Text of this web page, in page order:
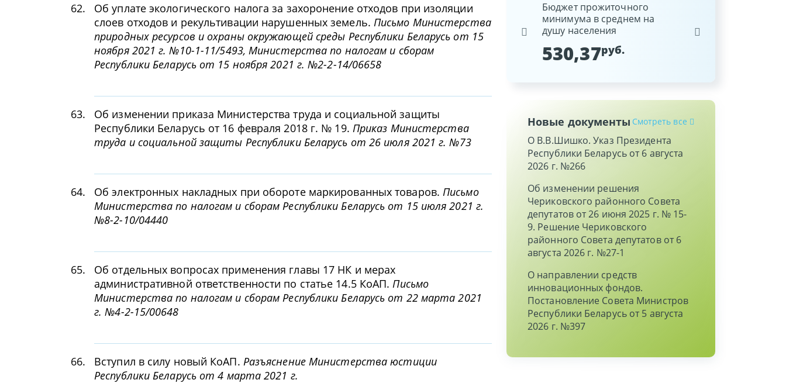
62.
Об уплате экологического налога за захоронение отходов при изоляции
слоев отходов и рекультивации нарушенных земель. Письмо Министерства
природных ресурсов и охраны окружающей среды Республики Беларусь от 15
ноября 2021 г. №10-1-11/5493, Министерства по налогам и сборам
Республики Беларусь от 15 ноября 2021 г. №2-2-14/06658
63.
Об изменении приказа Министерства труда и социальной защиты
Республики Беларусь от 16 февраля 2018 г. № 19. Приказ Министерства
труда и социальной защиты Республики Беларусь от 26 июля 2021 г. №73
64. Об электронных накладных при обороте маркированных товаров. Письмо
Министерства по налогам и сборам Республики Беларусь от 15 июля 2021 г.
№8-2-10/04440
65.
Об отдельных вопросах применения главы 17 НК и мерах
административной ответственности по статье 14.5 КоАП.Письмо
Министерства по налогам и сборам Республики Беларусь от 22 марта 2021
г. №4-2-15/00648
66. Вступил в силу новый КоАП. Разъяснение Министерства юстиции
Республики Беларусь от 4 марта 2021 г.
Базовая арендная величина
20,03руб.
Бюджет прожиточного
минимума в среднем на
душу населения
530,37руб.
Республики Беларусь
Новые документы Смотреть все
О В.В.Шишко. Указ Президента
Республики Беларусь от 6 августа
2026 г. №266
Об изменении решения
Чериковского районного Совета
депутатов от 26 июня 2025 г. № 15-
9. Решение Чериковского
районного Совета депутатов от 6
августа 2026 г. №27-1
О направлении средств
инновационных фондов.
Постановление Совета Министров
Республики Беларусь от 5 августа
2026 г. №397